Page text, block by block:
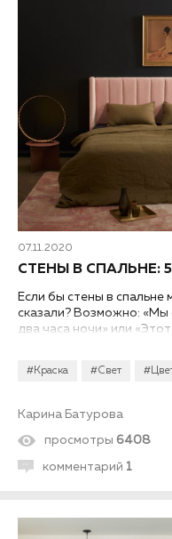
07.11.2020
#Краска #Свет
СТЕНЫ В СПАЛЬНЕ:
Если бы стены в спальне
сказали? Возможно: «Мы
два часа ночи» или
понравятся стенам в
Карина Батурова
просмотры 6408
комментарий 1